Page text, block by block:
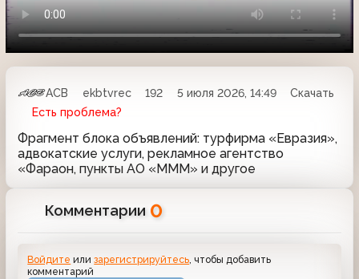
АСВ ekbtvrec 192 5 июля 2026, 14:49
Скачать
Есть проблема?
Фрагмент блока объявлений: турфирма «Евразия»,
адвокатские услуги, рекламное агентство
«Фараон, пункты АО «МММ» и другое
Комментарии 0
Войдите илизарегистрируйтесь, чтобы добавить
комментарий